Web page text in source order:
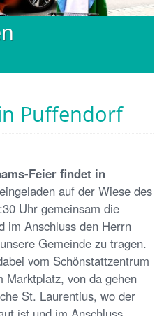
Puffendorf
Feier findet in
auf der Wiese des
Uhr gemeinsam die
im Anschluss den Herrn
Gemeinde zu tragen.
vom Schönstattzentrum
Marktplatz, von da gehen
St. Laurentius, wo der